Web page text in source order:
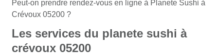
Peut-on prendre rendez-vous en ligne à Planete Sushi à
Crévoux 05200 ?
Les services du planete sushi à
crévoux 05200